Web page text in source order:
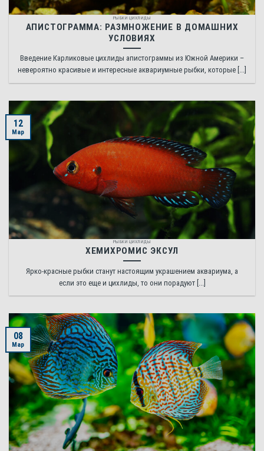
РЫБКИ ЦИХЛИДЫ
АПИСТОГРАММА: РАЗМНОЖЕНИЕ В ДОМАШНИХ
УСЛОВИЯХ
Введение Карликовые цихлиды апистограммы из Южной Америки –
невероятно красивые и интересные аквариумные рыбки, которые [...]
РЫБКИ ЦИХЛИДЫ
ХЕМИХРОМИС ЭКСУЛ
Ярко-красные рыбки станут настоящим украшением аквариума, а
если это еще и цихлиды, то они порадуют [...]
12
Мар
08
Мар